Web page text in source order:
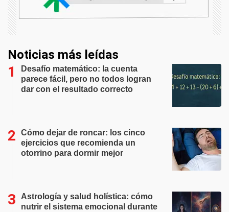
Noticias más leídas
Desafío matemático: la cuenta
parece fácil, pero no todos logran
dar con el resultado correcto
Cómo dejar de roncar: los cinco
ejercicios que recomienda un
otorrino para dormir mejor
Astrología y salud holística: cómo
nutrir el sistema emocional durante